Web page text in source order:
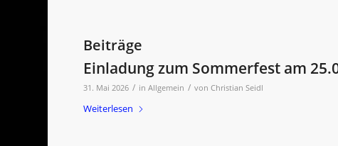
Beiträge
Einladung zum Sommerfest am
31. Mai 2026 / inAllgemein / vonChristian Seidl
Weiterlesen